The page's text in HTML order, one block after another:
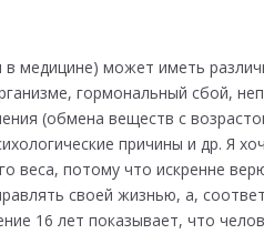
медицине) может иметь
гормональный сбой,
(обмена веществ с
причины и др. Я
веса, потому что искренне
своей жизнью, а,
16 лет показывает, что